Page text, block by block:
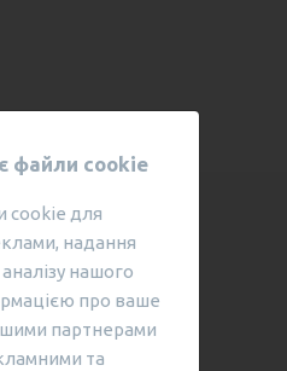
файли cookie
cookie для
надання
нашого
про ваше
партнерами
та